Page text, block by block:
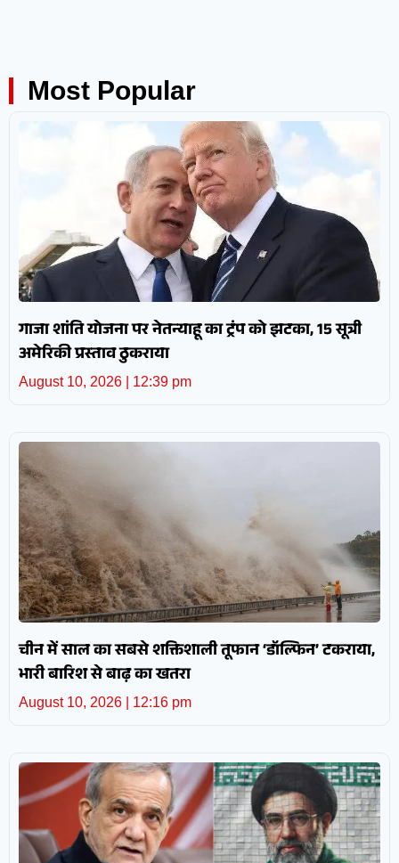
Most Popular
गाजा शांति योजना पर नेतन्याहू का ट्रंप को झटका, 15 सूत्री
अमेरिकी प्रस्ताव ठुकराया
August 10, 2026 12:39 pm
चीन में साल का सबसे शक्तिशाली तूफान ‘डॉल्फिन’ टकराया,
भारी बारिश से बाढ़ का खतरा
August 10, 2026 12:16 pm